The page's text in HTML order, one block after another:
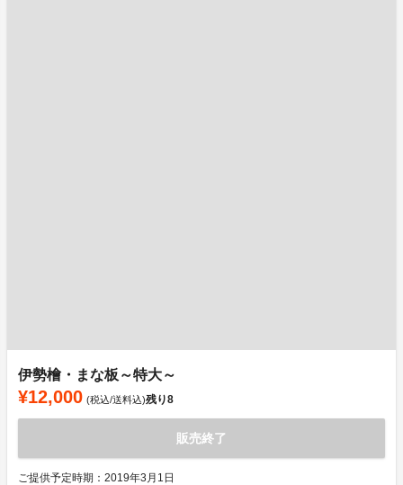
伊勢檜・まな板～特大～
¥12,000 (税込/送料込)残り8
販売終了
ご提供予定時期：2019年3月1日